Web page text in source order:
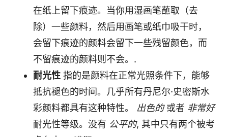
在纸上留下痕迹。当你用湿画笔蘸取（去
除）一些颜料，然后用画笔或纸巾吸干时，
会留下痕迹的颜料会留下一些残留颜色，而
不留痕迹的颜料则不会。.
耐光性 指的是颜料在正常光照条件下，能够
抵抗褪色的时间。几乎所有丹尼尔·史密斯水
彩颜料都具有这种特性。 出色的或者 非常好
耐光性等级。没有 公平的, 其中只有两个被考